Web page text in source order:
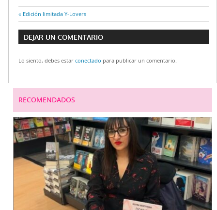
Navegación
de
entradas
Entrada
anterior:
Edición limitada Y-Lovers
DEJAR UN COMENTARIO
Lo siento, debes estar conectado para publicar un comentario.
RECOMENDADOS